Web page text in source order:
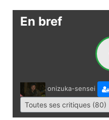
En bref
onizuka-sensei
Toutes ses critiques (80)